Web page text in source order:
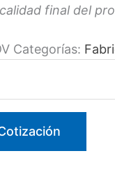
final del
Categorías: